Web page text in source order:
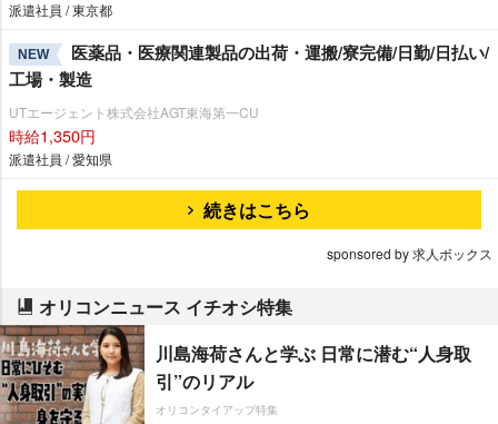
派遣社員 / 東京都
NEW
医薬品・医療関連製品の出荷・運搬/寮完備/日勤/日払い/
工場・製造
UTエージェント株式会社AGT東海第一CU
時給1,350円
派遣社員 / 愛知県
続きはこちら
sponsored by 求人ボックス
オリコンニュース イチオシ特集
川島海荷さんと学ぶ 日常に潜む“人身取
引”のリアル
オリコンタイアップ特集